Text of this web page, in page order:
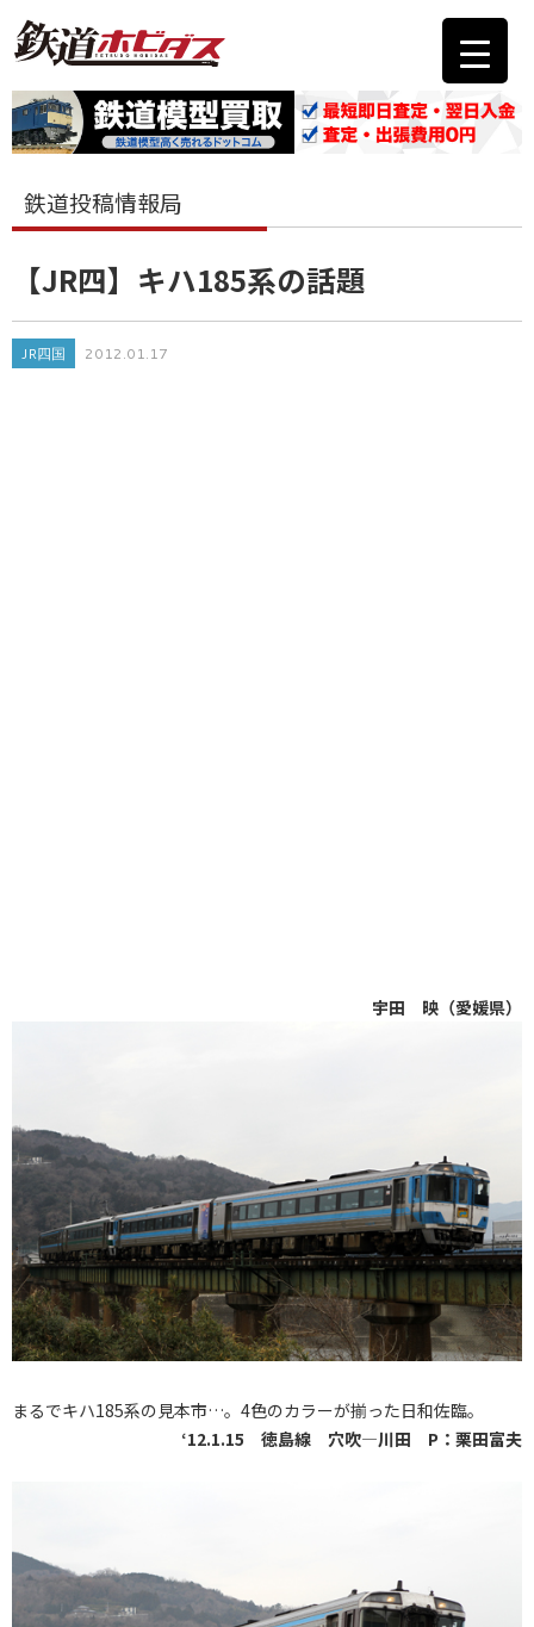
鉄道投稿情報局
【JR四】キハ185系の話題
JR四国 2012.01.17
宇田 映（愛媛県）
まるでキハ185系の見本市…。4色のカラーが揃った日和佐臨。
‘12.1.15 徳島線 穴吹―川田 P：栗田富夫